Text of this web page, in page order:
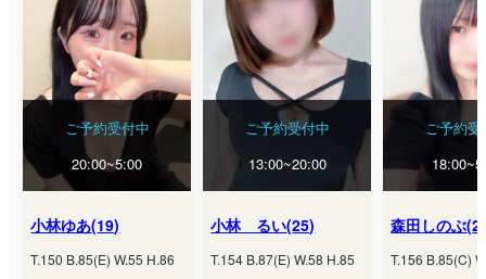
ご予約受付中
20:00~5:00
小林ゆあ(19)
T.150 B.85(E) W.55 H.86
ご予約受付中
13:00~20:00
小林 るい(25)
T.154 B.87(E) W.58 H.85
ご予約
森田しのぶ(
T.156 B.85(C)